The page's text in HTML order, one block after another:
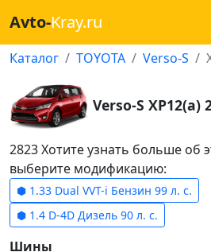
Avto-Kray.ru
Каталог TOYOTA Verso-S
Verso-S XP12(a)
2823 Хотите узнать больше об
выберите модификацию:
⬢ 1.33 Dual VVT-i Бензин 99 л. с.
⬢ 1.4 D-4D Дизель 90 л. с.
Шины